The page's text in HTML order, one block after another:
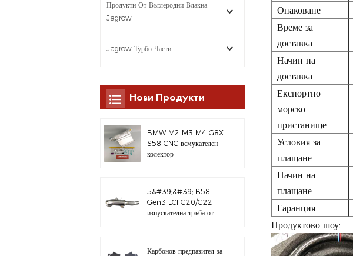
Опаковане
Време за
доставка
Начин на
доставка
Експортно
морско
пристанище
Условия за
плащане
Начин на
плащане
Гаранция
Продуктово шоу:
Продукти От Въглеродни Влакна
Jagrow
Jagrow Турбо Части
Нови Продукти
BMW M2 M3 M4 G8X
S58 CNC всмукателен
колектор
5&#39;&#39; B58
Gen3 LCI G20/G22
изпускателна тръба от
Карбонов предпазител за